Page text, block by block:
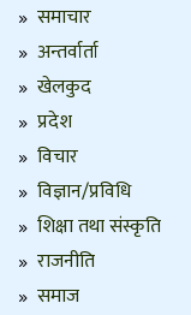
समाचार
अन्तर्वार्ता
खेलकुद
प्रदेश
विचार
विज्ञान/प्रविधि
शिक्षा तथा संस्कृति
राजनीति
समाज